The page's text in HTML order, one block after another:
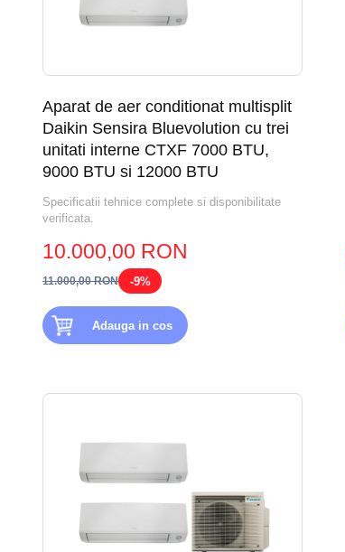
Aparat de aer conditionat multisplit
Daikin Sensira Bluevolution cu trei
unitati interne CTXF 7000 BTU,
9000 BTU si 12000 BTU
Specificatii tehnice complete si disponibilitate
verificata.
10.000,00 RON
11.000,00 RON -9%
Adauga in cos